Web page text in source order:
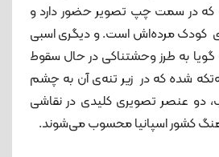
در سمت چپ تصویر حضور دارد و
کودک مرده‌اش است. و دیگری اسبی
به طرز وحشتناکی در حال سقوط
شده که در زیر تنه‌ی آن به چشم
دو عنصر تصویری کلیدی در نقاشی
کشور اسپانیا محسوب می‌شوند.